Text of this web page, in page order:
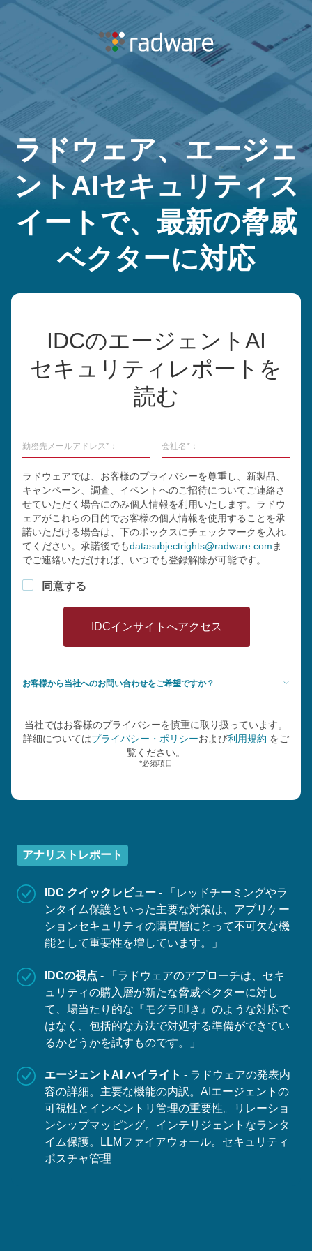
ラドウェア、エージェ
ントAIセキュリティス
イートで、最新の脅威
ベクターに対応
IDCのエージェントAI
セキュリティレポートを
読む
勤務先メールアドレス*： 会社名*：
ラドウェアでは、お客様のプライバシーを尊重し、新製品、
キャンペーン、調査、イベントへのご招待についてご連絡さ
せていただく場合にのみ個人情報を利用いたします。ラドウ
ェアがこれらの目的でお客様の個人情報を使用することを承
諾いただける場合は、下のボックスにチェックマークを入れ
てください。承諾後でもdatasubjectrights@radware.com ま
でご連絡いただければ、いつでも登録解除が可能です。
同意する
お客様から当社へのお問い合わせをご希望ですか？
当社ではお客様のプライバシーを慎重に取り扱っています。
詳細についてはプライバシー・ポリシーおよび利用規約 をご
覧ください。
*必須項目
アナリストレポート
IDC クイックレビュー - 「レッドチーミングやラ
ンタイム保護といった主要な対策は、アプリケー
ションセキュリティの購買層にとって不可欠な機
能として重要性を増しています。」
IDCの視点 - 「ラドウェアのアプローチは、セキ
ュリティの購入層が新たな脅威ベクターに対し
て、場当たり的な『モグラ叩き』のような対応で
はなく、包括的な方法で対処する準備ができてい
るかどうかを試すものです。」
エージェントAI ハイライト - ラドウェアの発表内
容の詳細。主要な機能の内訳。AIエージェントの
可視性とインベントリ管理の重要性。リレーショ
ンシップマッピング。インテリジェントなランタ
イム保護。LLMファイアウォール。セキュリティ
ポスチャ管理